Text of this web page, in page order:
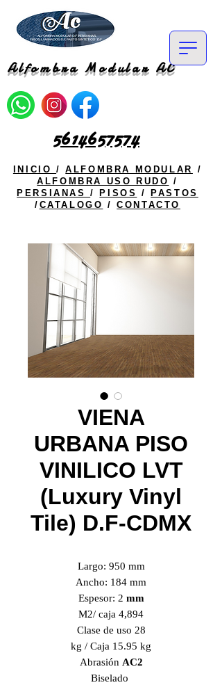
Alfombra Modular AC
5614657574
INICIO/ALFOMBRA MODULAR
/
ALFOMBRA USO RUDO /
PERSIANAS/ PISOS /
PASTOS
/ CATALOGO /CONTACTO
VIENA
URBANA PISO
VINILICO LVT
(Luxury Vinyl
Tile) D.F-CDMX
Largo: 950 mm
Ancho: 184 mm
Espesor: 2 mm
M2/ caja 4,894
Clase de uso 28
kg / Caja 15.95 kg
Abrasión AC2
Biselado